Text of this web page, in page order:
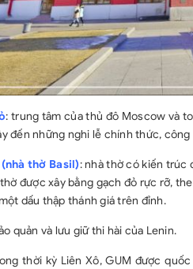
: trung tâm của thủ đô Moscow và
đến những nghi lễ chính thức,
thờ Basil): nhà thờ có kiến trúc
được xây bằng gạch đỏ rực rỡ,
dấu thập thánh giá trên đỉnh.
quản và lưu giữ thi hài của Lenin.
thời kỳ Liên Xô, GUM được